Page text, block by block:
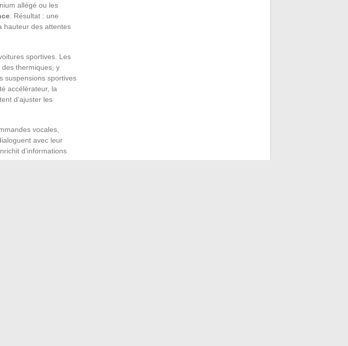
allégé ou les
. Résultat : une
hauteur des attentes
sportives. Les
thermiques, y
suspensions sportives
accélérateur, la
d’ajuster les
vocales,
avec leur
d’informations